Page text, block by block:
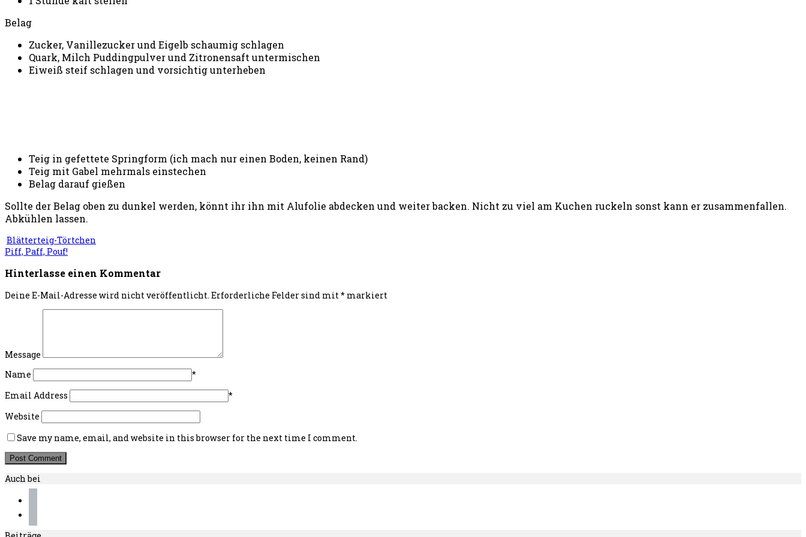
Belag
Zucker, Vanillezucker und Eigelb schaumig schlagen
Quark, Milch Puddingpulver und Zitronensaft untermischen
Eiweiß steif schlagen und vorsichtig unterheben
Teig in gefettete Springform (ich mach nur einen Boden, keinen Rand)
Teig mit Gabel mehrmals einstechen
Belag darauf gießen
Sollte der Belag oben zu dunkel werden, könnt ihr ihn mit Alufolie abdecken und weiter backen. Nicht zu viel am Kuchen ruckeln sonst kann er zusammenfallen.
Abkühlen lassen.
Blätterteig-Törtchen
Piff, Paff, Pouf!
Hinterlasse einen Kommentar
Deine E-Mail-Adresse wird nicht veröffentlicht. Erforderliche Felder sind mit * markiert
Message
Name
*
Email Address
*
Website
Save my name, email, and website in this browser for the next time I comment.
Auch bei